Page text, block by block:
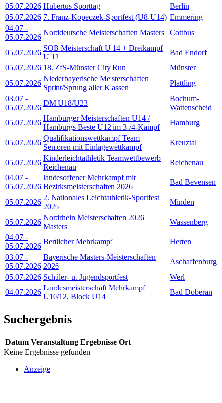
05.07.2026 Hubertus Sporttag
Berlin
05.07.2026 7. Franz-Kopeczek-Sportfest (U8-U14) Emmering
04.07 -
05.07.2026
Norddeutsche Meisterschaften Masters Cottbus
05.07.2026
SOB Meisterschaft U 14 + Dreikampf
U 12
Bad Endorf
05.07.2026 18. ZfS-Münster City Run
Münster
05.07.2026
Niederbayerische Meisterschaften
Sprint/Sprung aller Klassen
Plattling
03.07 -
05.07.2026
DM U18/U23
Bochum-
Wattenscheid
05.07.2026
Hamburger Meisterschaften U14 /
Hamburgs Beste U12 im 3-/4-Kampf
Hamburg
05.07.2026
Qualifikationswettkampf Team
Senioren mit Einlagewettkampf
Kreuztal
05.07.2026
Kinderleichtathletik Teamwettbewerb
Reichenau
Reichenau
04.07 -
05.07.2026
landesoffener Mehrkampf mit
Bezirksmeisterschaften 2026
Bad Bevensen
05.07.2026
2. Nationales Leichtathletik-Sportfest
2026
Minden
05.07.2026
Nordrhein Meisterschaften 2026
Masters
Wassenberg
04.07 -
05.07.2026
Bertlicher Mehrkampf
Herten
03.07 -
05.07.2026
Bayerische Masters-Meisterschaften
2026
Aschaffenburg
05.07.2026 Schüler- u. Jugendsportfest
Werl
04.07.2026
Landesmeisterschaft Mehrkampf
U10/12, Block U14
Bad Doberan
Suchergebnis
Datum Veranstaltung Ergebnisse Ort
Keine Ergebnisse gefunden
Anzeige